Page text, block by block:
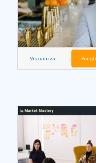
Visualizza Scegli